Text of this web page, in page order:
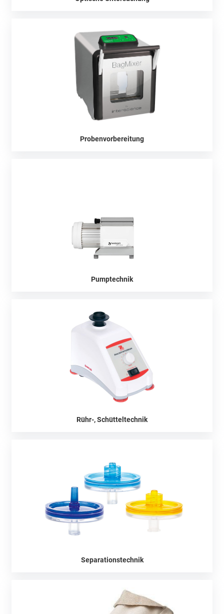
Probenvorbereitung
Pumptechnik
Rühr-, Schütteltechnik
Separationstechnik